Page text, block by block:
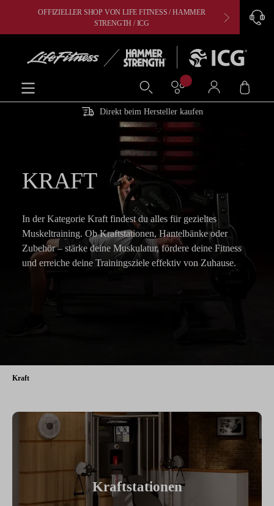
springenOFFIZIELLER SHOP VON LIFE FITNESS / HAMMER
STRENGTH / ICG
Direkt beim Hersteller kaufen
KRAFT
In der Kategorie Kraft findest du alles für gezieltes
Muskeltraining. Ob Kraftstationen, Hantelbänke oder
Zubehör – stärke deine Muskulatur, fördere deine Fitness
und erreiche deine Trainingsziele effektiv von Zuhause.
Kraft
Kraftstationen